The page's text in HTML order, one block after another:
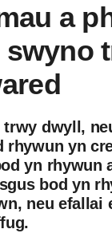
a
swyno
dwyll,
rhywun yn
yn rhywun
bod yn
neu efallai